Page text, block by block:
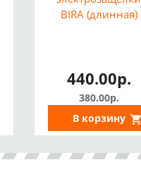
BIRA (длинная)
440.00р.
380.00р.
В корзину